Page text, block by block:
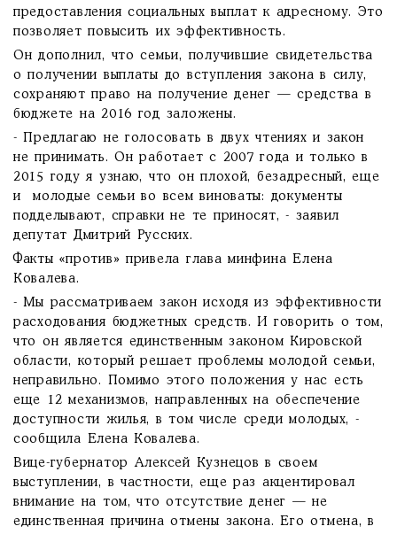
предоставления социальных выплат к адресному. Это
позволяет повысить их эффективность.
Он дополнил, что семьи, получившие свидетельства
о получении выплаты до вступления закона в силу,
сохраняют право на получение денег — средства в
бюджете на 2016 год заложены.
- Предлагаю не голосовать в двух чтениях и закон
не принимать. Он работает с 2007 года и только в
2015 году я узнаю, что он плохой, безадресный, еще
и молодые семьи во всем виноваты: документы
подделывают, справки не те приносят, - заявил
депутат Дмитрий Русских.
Факты «против» привела глава минфина Елена
Ковалева.
- Мы рассматриваем закон исходя из эффективности
расходования бюджетных средств. И говорить о том,
что он является единственным законом Кировской
области, который решает проблемы молодой семьи,
неправильно. Помимо этого положения у нас есть
еще 12 механизмов, направленных на обеспечение
доступности жилья, в том числе среди молодых, -
сообщила Елена Ковалева.
Вице-губернатор Алексей Кузнецов в своем
выступлении, в частности, еще раз акцентировал
внимание на том, что отсутствие денег — не
единственная причина отмены закона. Его отмена, в